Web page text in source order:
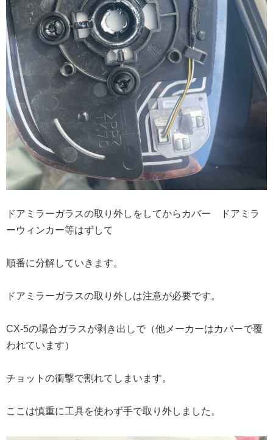
ドアミラーガラスの取り外しをしてからカバー ドアミラ
ーウィンカー等はずして
順番に分解していきます。
ドアミラーガラスの取り外しは注意が必要です。
CX-5の場合ガラスが剥き出しで（他メーカーはカバーで覆
われています）
チョットの衝撃で割れてしまいます。
ここは慎重に工具を使わず手で取り外しました。